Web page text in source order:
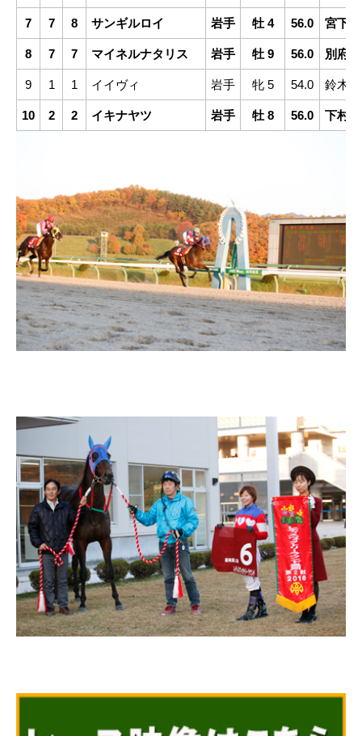
7 7 8 サンギルロイ 岩手 牡 4 56.0 宮下
8 7 7 マイネルナタリス 岩手 牡 9 56.0 別府
9 1 1 イイヴィ 岩手 牝 5 54.0 鈴木
10 2 2 イキナヤツ 岩手 牡 8 56.0 下村